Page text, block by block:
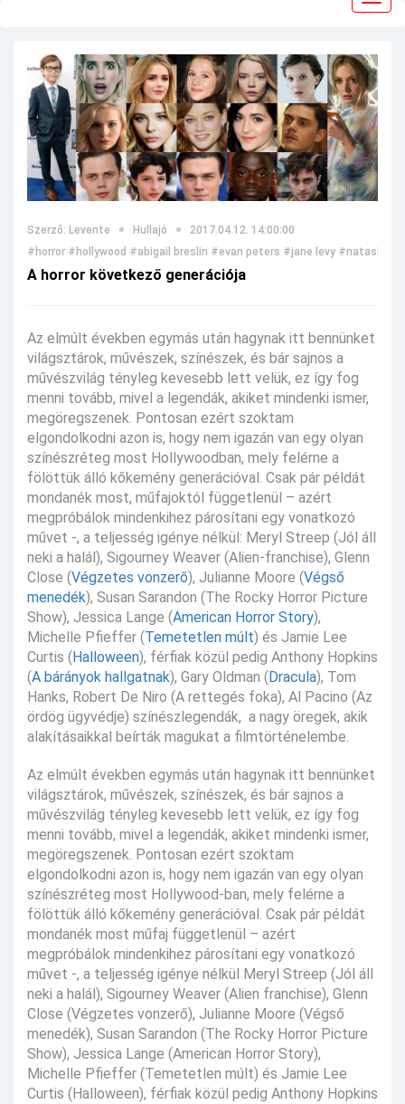
Szerző: Levente Hullajó
2017.04.12. 14:00:00
#horror #hollywood #abigail breslin #evan peters #jane levy #natasha
A horror következő generációja
Az elmúlt években egymás után hagynak itt bennünket
világsztárok, művészek, színészek, és bár sajnos a
művészvilág tényleg kevesebb lett velük, ez így fog
menni tovább, mivel a legendák, akiket mindenki ismer,
megöregszenek. Pontosan ezért szoktam
elgondolkodni azon is, hogy nem igazán van egy olyan
színészréteg most Hollywoodban, mely felérne a
fölöttük álló kőkemény generációval. Csak pár példát
mondanék most, műfajoktól függetlenül – azért
megpróbálok mindenkihez párosítani egy vonatkozó
művet -, a teljesség igénye nélkül: Meryl Streep (Jól áll
neki a halál), Sigourney Weaver (Alien-franchise), Glenn
Close (Végzetes vonzerő), Julianne Moore (Végső
menedék), Susan Sarandon (The Rocky Horror Picture
Show), Jessica Lange (American Horror Story),
Michelle Pfieffer (Temetetlen múlt) és Jamie Lee
Curtis (Halloween), férfiak közül pedig Anthony Hopkins
(A bárányok hallgatnak), Gary Oldman (Dracula), Tom
Hanks, Robert De Niro (A rettegés foka), Al Pacino (Az
ördög ügyvédje) színészlegendák, a nagy öregek, akik
alakításaikkal beírták magukat a filmtörténelembe.
Az elmúlt években egymás után hagynak itt bennünket
világsztárok, művészek, színészek, és bár sajnos a
művészvilág tényleg kevesebb lett velük, ez így fog
menni tovább, mivel a legendák, akiket mindenki ismer,
megöregszenek. Pontosan ezért szoktam
elgondolkodni azon is, hogy nem igazán van egy olyan
színészréteg most Hollywood-ban, mely felérne a
fölöttük álló kőkemény generációval. Csak pár példát
mondanék most műfaj függetlenül – azért
megpróbálok mindenkihez párosítani egy vonatkozó
művet -, a teljesség igénye nélkül Meryl Streep (Jól áll
neki a halál), Sigourney Weaver (Alien franchise), Glenn
Close (Végzetes vonzerő), Julianne Moore (Végső
menedék), Susan Sarandon (The Rocky Horror Picture
Show), Jessica Lange (American Horror Story),
Michelle Pfieffer (Temetetlen múlt) és Jamie Lee
Curtis (Halloween), férfiak közül pedig Anthony Hopkins